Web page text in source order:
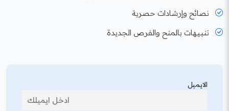
نصائح وإرشادات حصرية
تنبيهات بالمنح والفرص الجديدة
الايميل